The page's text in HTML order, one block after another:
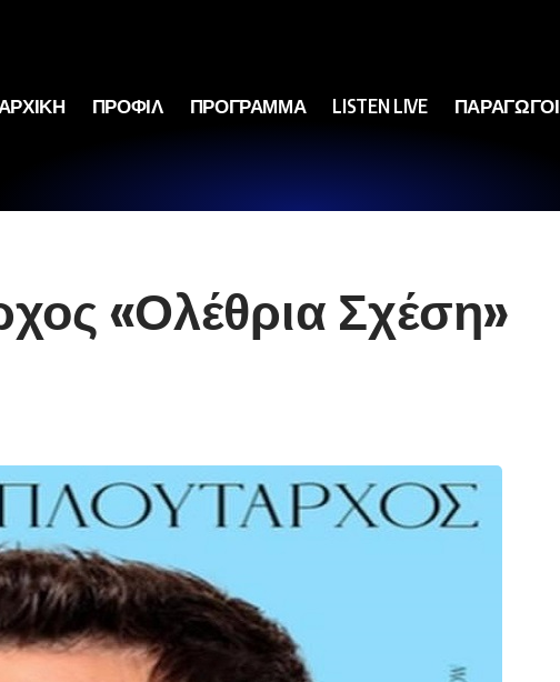
ΑΡΧΙΚΗ ΠΡΟΦΙΛ ΠΡΟΓΡΑΜΜΑ LISTEN LIVE ΠΑΡΑΓΩΓΟΙ
«Ολέθρια Σχέση»